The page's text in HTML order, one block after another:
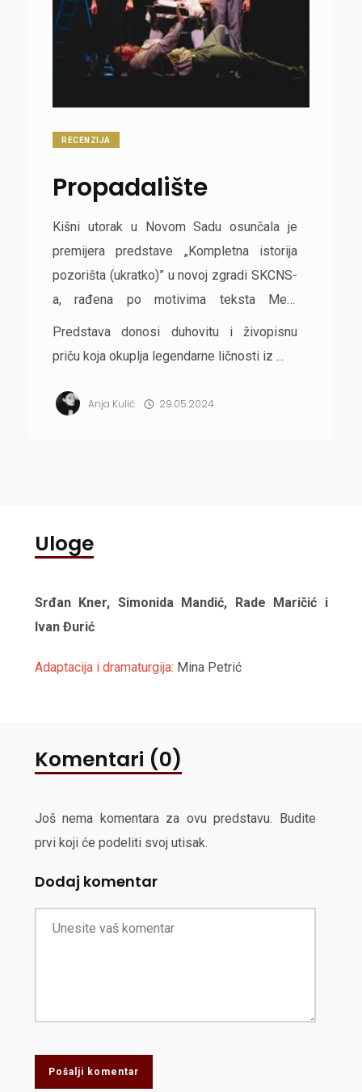
RECENZIJA
Propadalište
Kišni utorak u Novom Sadu osunčala je
premijera predstave „Kompletna istorija
pozorišta (ukratko)” u novoj zgradi SKCNS-
a, rađena po motivima teksta Meta
Tompsona, u režiji Igora Pavlovića, a
nastala u koprodukciji SKCNS-a i Gradskog
Predstava donosi duhovitu i živopisnu
priču koja okuplja legendarne ličnosti iz ...
Anja Kulić 29.05.2024
Uloge
Srđan Kner, Simonida Mandić, Rade Maričić i
Ivan Đurić
Adaptacija i dramaturgija: Mina Petrić
Komentari (0)
Još nema komentara za ovu predstavu. Budite
prvi koji će podeliti svoj utisak.
Dodaj komentar
Pošalji komentar